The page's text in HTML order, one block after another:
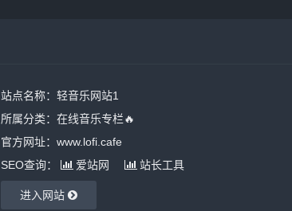
站点名称：轻音乐网站1
所属分类： 在线音乐专栏🔥
官方网址：www.lofi.cafe
SEO查询：
爱站网 站长工具
进入网站